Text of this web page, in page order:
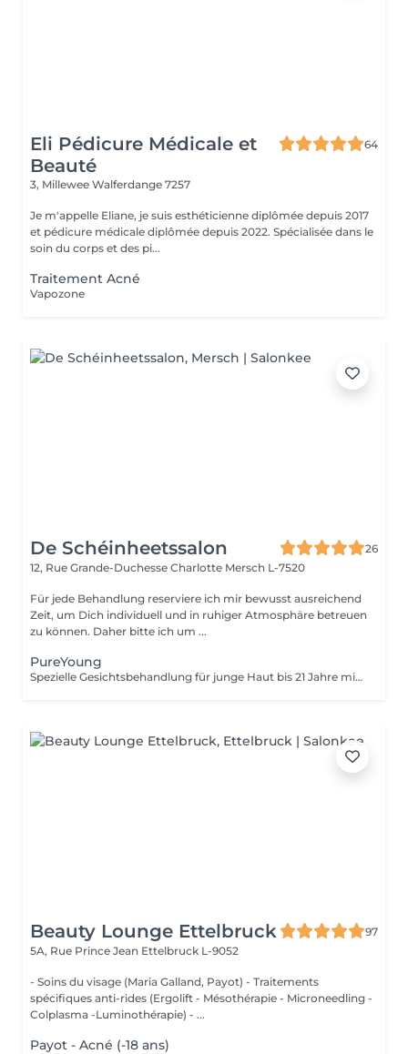
Eli Pédicure Médicale et
Beauté
64
3, Millewee Walferdange 7257
Je m'appelle Eliane, je suis esthéticienne diplômée depuis 2017
et pédicure médicale diplômée depuis 2022. Spécialisée dans le
soin du corps et des pi...
Traitement Acné
Vapozone
De Schéinheetssalon
26
12, Rue Grande-Duchesse Charlotte Mersch L-7520
Für jede Behandlung reserviere ich mir bewusst ausreichend
Zeit, um Dich individuell und in ruhiger Atmosphäre betreuen
zu können. Daher bitte ich um ...
PureYoung
Spezielle Gesichtsbehandlung für junge Haut bis 21 Jahre mit Fokus auf gründliche Ausreinigung und Hautklärung.
Beauty Lounge Ettelbruck
97
5A, Rue Prince Jean Ettelbruck L-9052
- Soins du visage (Maria Galland, Payot) - Traitements
spécifiques anti-rides (Ergolift - Mésothérapie - Microneedling -
Colplasma -Luminothérapie) - ...
Payot - Acné (-18 ans)